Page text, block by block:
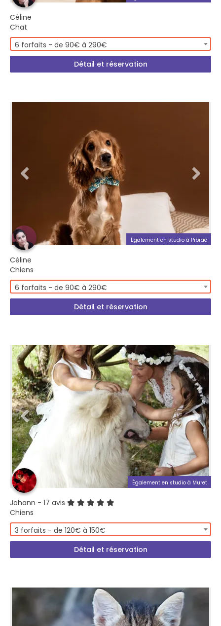
Céline
Chat
6 forfaits - de 90€ à 290€
Détail et réservation
Également en studio à Pibrac
Céline
Chiens
6 forfaits - de 90€ à 290€
Détail et réservation
Également en studio à Muret
Johann - 17 avis
Chiens
3 forfaits - de 120€ à 150€
Détail et réservation